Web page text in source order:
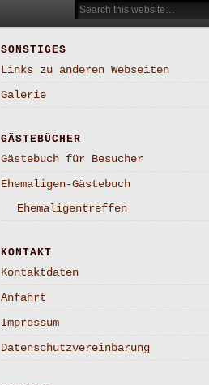
SONSTIGES
Links zu anderen Webseiten
Galerie
GÄSTEBÜCHER
Gästebuch für Besucher
Ehemaligen-Gästebuch
Ehemaligentreffen
KONTAKT
Kontaktdaten
Anfahrt
Impressum
Datenschutzvereinbarung